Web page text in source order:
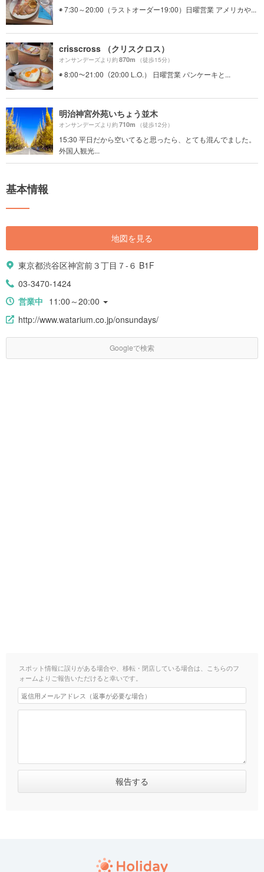
◉ 7:30～20:00（ラストオーダー19:00）日曜営業 アメリカや...
crisscross （クリスクロス）
オンサンデーズより約870m （徒歩15分）
◉ 8:00〜21:00（20:00 L.O.） 日曜営業 パンケーキと...
明治神宮外苑いちょう並木
オンサンデーズより約710m （徒歩12分）
15:30 平日だから空いてると思ったら、とても混んでました。
外国人観光...
基本情報
地図を見る
東京都渋谷区神宮前３丁目７-６ B1F
03-3470-1424
営業中 11:00～20:00
http://www.watarium.co.jp/onsundays/
Googleで検索
スポット情報に誤りがある場合や、移転・閉店している場合は、こちらのフ
ォームよりご報告いただけると幸いです。